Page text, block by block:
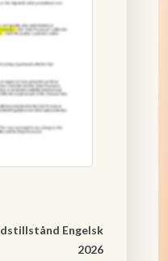
Engelsk
2026